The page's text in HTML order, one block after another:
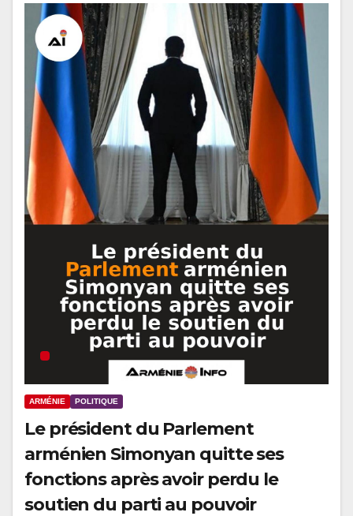
ARMÉNIE POLITIQUE
Le président du Parlement
arménien Simonyan quitte ses
fonctions après avoir perdu le
soutien du parti au pouvoir